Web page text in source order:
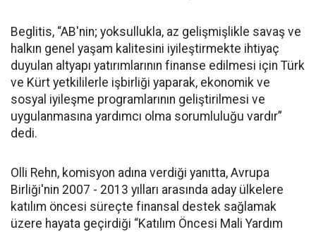
Beglitis, “AB'nin; yoksullukla, az gelişmişlikle savaş ve
halkın genel yaşam kalitesini iyileştirmekte ihtiyaç
duyulan altyapı yatırımlarının finanse edilmesi için Türk
ve Kürt yetkililerle işbirliği yaparak, ekonomik ve
sosyal iyileşme programlarının geliştirilmesi ve
uygulanmasına yardımcı olma sorumluluğu vardır”
dedi.
Olli Rehn, komisyon adına verdiği yanıtta, Avrupa
Birliği'nin 2007 - 2013 yılları arasında aday ülkelere
katılım öncesi süreçte finansal destek sağlamak
üzere hayata geçirdiği “Katılım Öncesi Mali Yardım